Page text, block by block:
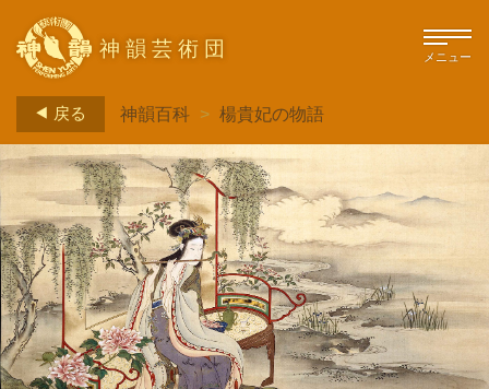
神韻芸術団 メニュー
戻る 神韻百科 > 楊貴妃の物語